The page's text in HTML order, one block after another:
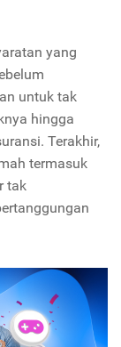
yang
untuk tak
hingga
Terakhir,
termasuk
tak